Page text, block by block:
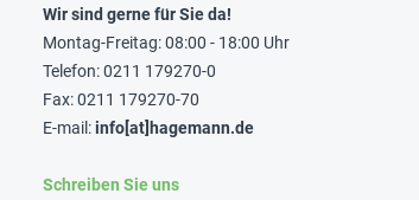
Wir sind gerne für Sie da!
Montag-Freitag: 08:00 - 18:00 Uhr
Telefon: 0211 179270-0
Fax: 0211 179270-70
E-mail:info[at]hagemann.de
Schreiben Sie uns